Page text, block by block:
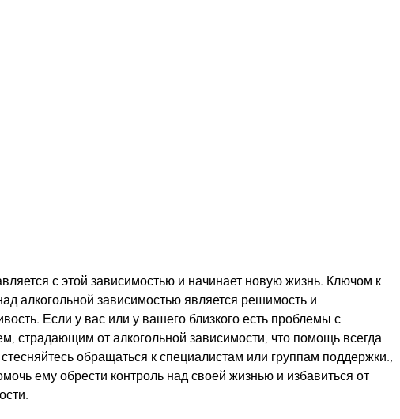
алкогольной зависимостью является решимость и
Если у вас или у вашего близкого есть проблемы с
страдающим от алкогольной зависимости, что помощь всегда
обращаться к специалистам или группам поддержки.,
ему обрести контроль над своей жизнью и избавиться от